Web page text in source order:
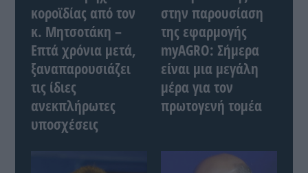
κοροϊδίας από τον
κ. Μητσοτάκη –
Επτά χρόνια μετά,
ξαναπαρουσιάζει
τις ίδιες
ανεκπλήρωτες
υποσχέσεις
στην παρουσίαση
της εφαρμογής
myAGRO: Σήμερα
είναι μια μεγάλη
μέρα για τον
πρωτογενή τομέα